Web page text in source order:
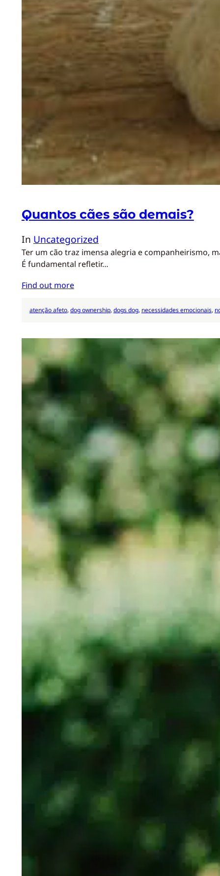
Quantos cães são demais?
In Uncategorized
Ter um cão traz imensa alegria e companheirismo,
É fundamental refletir…
Find out more
atenção afeto, dog ownership, dogs dog, necessidades emocionais,